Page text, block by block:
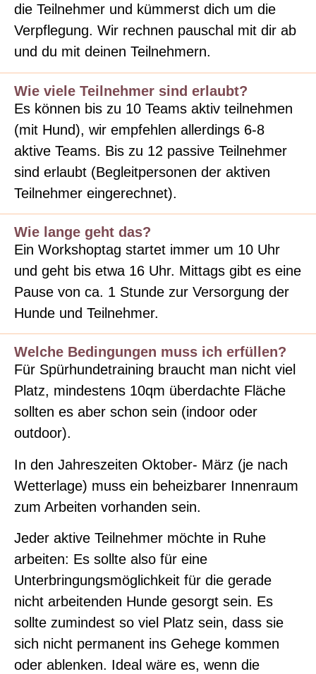
die Teilnehmer und kümmerst dich um die
Verpflegung. Wir rechnen pauschal mit dir ab
und du mit deinen Teilnehmern.
Wie viele Teilnehmer sind erlaubt?
Es können bis zu 10 Teams aktiv teilnehmen
(mit Hund), wir empfehlen allerdings 6-8
aktive Teams. Bis zu 12 passive Teilnehmer
sind erlaubt (Begleitpersonen der aktiven
Teilnehmer eingerechnet).
Wie lange geht das?
Ein Workshoptag startet immer um 10 Uhr
und geht bis etwa 16 Uhr. Mittags gibt es eine
Pause von ca. 1 Stunde zur Versorgung der
Hunde und Teilnehmer.
Welche Bedingungen muss ich erfüllen?
Für Spürhundetraining braucht man nicht viel
Platz, mindestens 10qm überdachte Fläche
sollten es aber schon sein (indoor oder
outdoor).
In den Jahreszeiten Oktober- März (je nach
Wetterlage) muss ein beheizbarer Innenraum
zum Arbeiten vorhanden sein.
Jeder aktive Teilnehmer möchte in Ruhe
arbeiten: Es sollte also für eine
Unterbringungsmöglichkeit für die gerade
nicht arbeitenden Hunde gesorgt sein. Es
sollte zumindest so viel Platz sein, dass sie
sich nicht permanent ins Gehege kommen
oder ablenken. Ideal wäre es, wenn die